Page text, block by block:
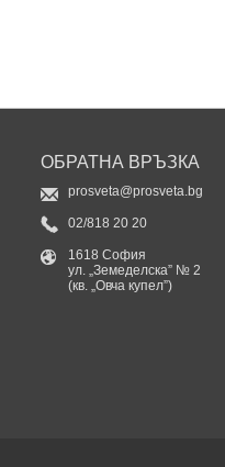
ОБРАТНА ВРЪЗКА
prosveta@prosveta.bg
02/818 20 20
1618 София
ул. „Земеделска” № 2
(кв. „Овча купел”)